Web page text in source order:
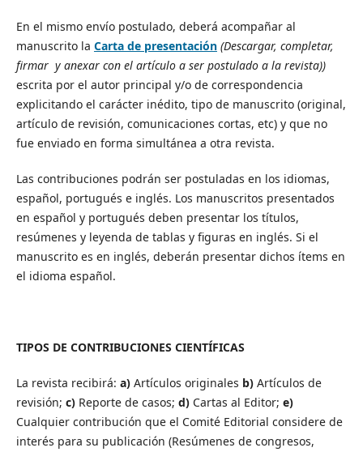
En el mismo envío postulado, deberá acompañar al
manuscrito la Carta de presentación (Descargar, completar,
firmar y anexar con el artículo a ser postulado a la revista))
escrita por el autor principal y/o de correspondencia
explicitando el carácter inédito, tipo de manuscrito (original,
artículo de revisión, comunicaciones cortas, etc) y que no
fue enviado en forma simultánea a otra revista.
Las contribuciones podrán ser postuladas en los idiomas,
español, portugués e inglés. Los manuscritos presentados
en español y portugués deben presentar los títulos,
resúmenes y leyenda de tablas y figuras en inglés. Si el
manuscrito es en inglés, deberán presentar dichos ítems en
el idioma español.
TIPOS DE CONTRIBUCIONES CIENTÍFICAS
La revista recibirá: a)Artículos originales b)Artículos de
revisión; c)Reporte de casos; d)Cartas al Editor; e)
Cualquier contribución que el Comité Editorial considere de
interés para su publicación (Resúmenes de congresos,